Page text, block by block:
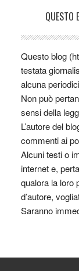
QUESTO
Questo blog
testata
alcuna
Non può
sensi della
L’autore del
commenti ai
Alcuni testi o
internet e,
qualora la loro
d’autore,
Saranno